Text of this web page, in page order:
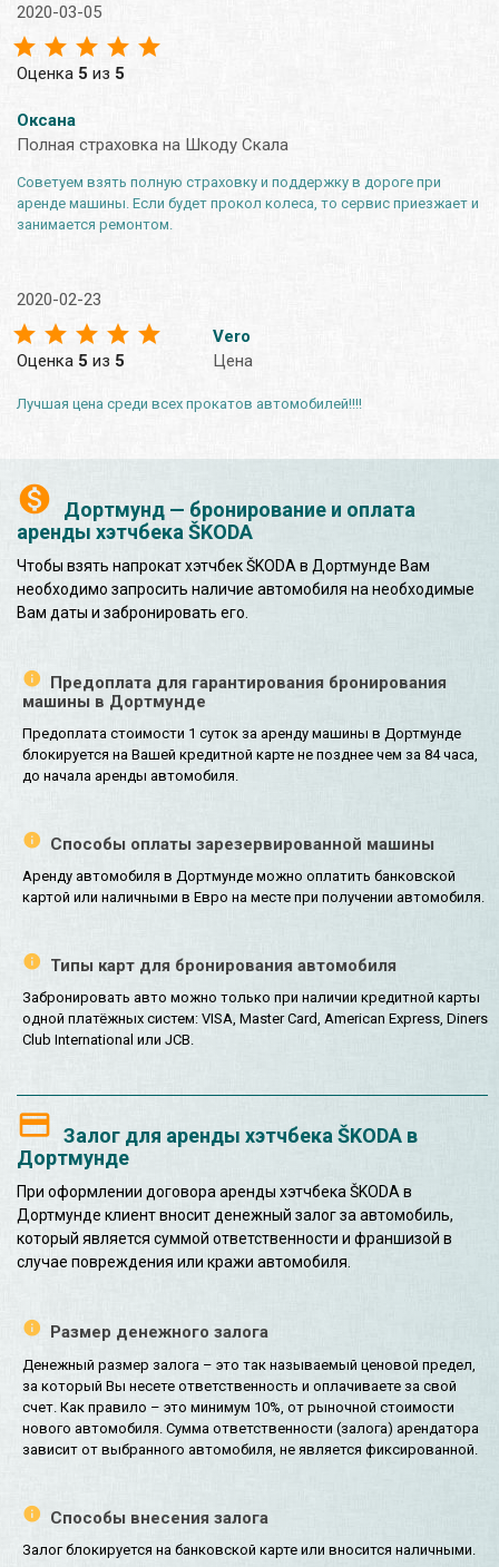
Дортмунд — бронирование и оплата
аренды хэтчбека ŠKODA
Чтобы взять напрокат хэтчбек ŠKODA в Дортмунде Вам
необходимо запросить наличие автомобиля на необходимые
Вам даты и забронировать его.
Предоплата для гарантирования бронирования
машины в Дортмунде
Предоплата стоимости 1 суток за аренду машины в Дортмунде
блокируется на Вашей кредитной карте не позднее чем за 84 часа,
до начала аренды автомобиля.
Способы оплаты зарезервированной машины
Аренду автомобиля в Дортмунде можно оплатить банковской
картой или наличными в Евро на месте при получении автомобиля.
Типы карт для бронирования автомобиля
Забронировать авто можно только при наличии кредитной карты
одной платёжных систем: VISA, Master Card, American Express, Diners
Club International или JCB.
Залог для аренды хэтчбека ŠKODA в
Дортмунде
При оформлении договора аренды хэтчбека ŠKODA в
Дортмунде клиент вносит денежный залог за автомобиль,
который является суммой ответственности и франшизой в
случае повреждения или кражи автомобиля.
Размер денежного залога
Денежный размер залога – это так называемый ценовой предел,
за который Вы несете ответственность и оплачиваете за свой
счет. Как правило – это минимум 10%, от рыночной стоимости
нового автомобиля. Сумма ответственности (залога) арендатора
зависит от выбранного автомобиля, не является фиксированной.
Способы внесения залога
Залог блокируется на банковской карте или вносится наличными.
2020-03-05
Оценка 5 из 5
Оксана
Полная страховка на Шкоду Скала
Советуем взять полную страховку и поддержку в дороге при
аренде машины. Если будет прокол колеса, то сервис приезжает и
занимается ремонтом.
2020-02-23
Оценка 5 из 5
Vero
Цена
Лучшая цена среди всех прокатов автомобилей!!!!